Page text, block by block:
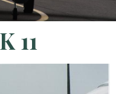
11